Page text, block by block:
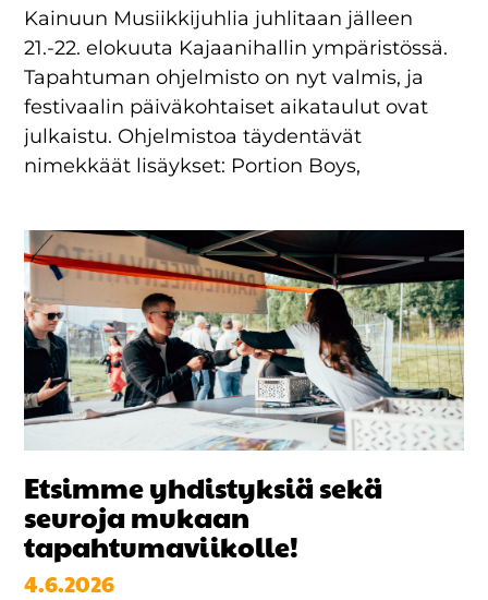
Kainuun Musiikkijuhlia juhlitaan jälleen
21.-22. elokuuta Kajaanihallin ympäristössä.
Tapahtuman ohjelmisto on nyt valmis, ja
festivaalin päiväkohtaiset aikataulut ovat
julkaistu. Ohjelmistoa täydentävät
nimekkäät lisäykset: Portion Boys,
Etsimme yhdistyksiä sekä
seuroja mukaan
tapahtumaviikolle!
4.6.2026